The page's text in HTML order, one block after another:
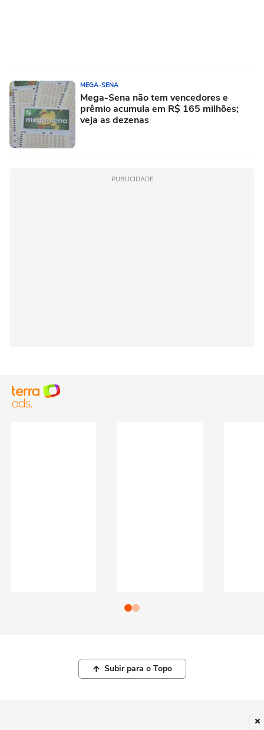
MEGA-SENA
Mega-Sena não tem vencedores e
prêmio acumula em R$ 165 milhões;
veja as dezenas
PUBLICIDADE
Subir para o Topo